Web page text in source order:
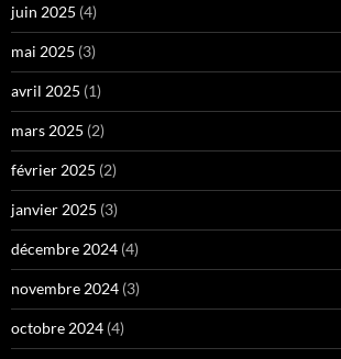
juin 2025 (4)
mai 2025 (3)
avril 2025 (1)
mars 2025 (2)
février 2025 (2)
janvier 2025 (3)
décembre 2024 (4)
novembre 2024 (3)
octobre 2024 (4)